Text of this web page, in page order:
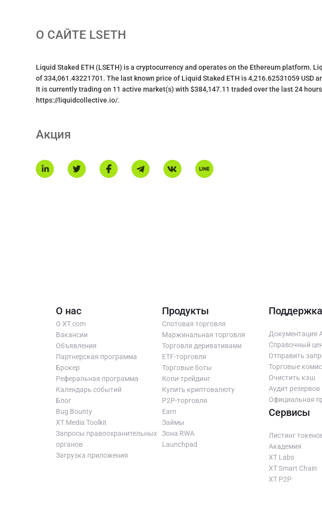
О САЙТЕ LSETH
Liquid Staked ETH (LSETH) is a cryptocurrency and operates on the Ethereum platform.
of 334,061.43221701. The last known price of Liquid Staked ETH is 4,216.62531059 USD
It is currently trading on 11 active market(s) with $384,147.11 traded over the last 24
https://liquidcollective.io/.
Акция
О нас
О XT.com
Вакансии
Объявления
Партнерская программа
Брокер
Реферальная программа
Календарь событий
Блог
Bug Bounty
XT Media Toolkit
Запросы правоохранительных
органов
Загрузка приложения
Продукты
Спотовая торговля
Маржинальная торговля
Торговля деривативами
ETF-торговля
Торговые боты
Копи-трейдинг
Купить криптовалюту
P2P-торговля
Earn
Займы
Зона RWA
Launchpad
Поддержка
Документация
Справочный
Отправить
Торговые
Очистить кэш
Аудит резервов
Официальная
Cервисы
Листинг
Академия
XT Labs
XT Smart Chain
XT P2P